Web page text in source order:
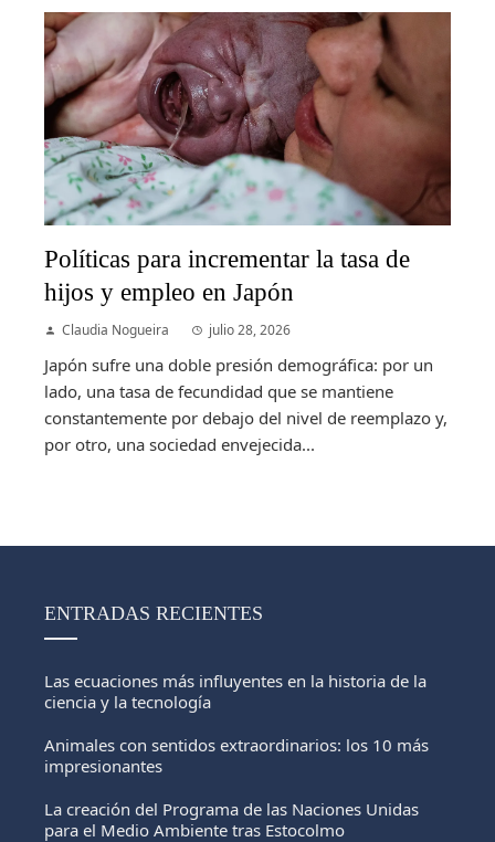
Políticas para incrementar la tasa de
hijos y empleo en Japón
Claudia Nogueira julio 28, 2026
Japón sufre una doble presión demográfica: por un
lado, una tasa de fecundidad que se mantiene
constantemente por debajo del nivel de reemplazo y,
por otro, una sociedad envejecida...
ENTRADAS RECIENTES
Las ecuaciones más influyentes en la historia de la
ciencia y la tecnología
Animales con sentidos extraordinarios: los 10 más
impresionantes
La creación del Programa de las Naciones Unidas
para el Medio Ambiente tras Estocolmo